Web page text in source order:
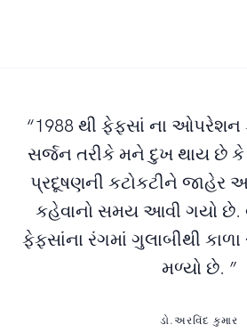
“1988 થી ફેફસાં ના ઓપરેશન
સર્જન તરીકે મને દુખ થાય છે
પ્રદૂષણની કટોકટીને જાહેર
કહેવાનો સમય આવી ગયો છે.
ફેફસાંના રંગમાં ગુલાબીથી કાળા
મળ્યો છે. ”
ડો.અરવિંદ કુમાર